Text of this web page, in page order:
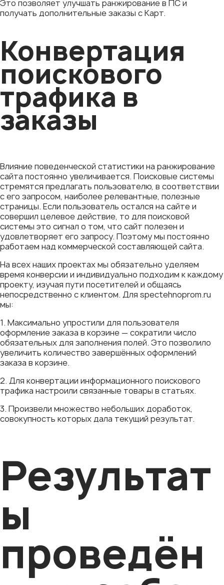
Это позволяет улучшать ранжирование в ПС и
получать дополнительные заказы с Карт.
Конвертация
поискового
трафика в
заказы
Влияние поведенческой статистики на ранжирование
сайта постоянно увеличивается. Поисковые системы
стремятся предлагать пользователю, в соответствии
с его запросом, наиболее релевантные, полезные
страницы. Если пользователь остался на сайте и
совершил целевое действие, то для поисковой
системы это сигнал о том, что сайт полезен и
удовлетворяет его запросу. Поэтому мы постоянно
работаем над коммерческой составляющей сайта.
На всех наших проектах мы обязательно уделяем
время конверсии и индивидуально подходим к каждому
проекту, изучая пути посетителей и общаясь
непосредственно с клиентом. Для spectehnoprom.ru
мы:
1. Максимально упростили для пользователя
оформление заказа в корзине — сократили число
обязательных для заполнения полей. Это позволило
увеличить количество завершённых оформлений
заказа в корзине.
2. Для конвертации информационного поискового
трафика настроили связанные товары в статьях.
3. Произвели множество небольших доработок,
совокупность которых дала текущий результат.
Результат
ы
проведён